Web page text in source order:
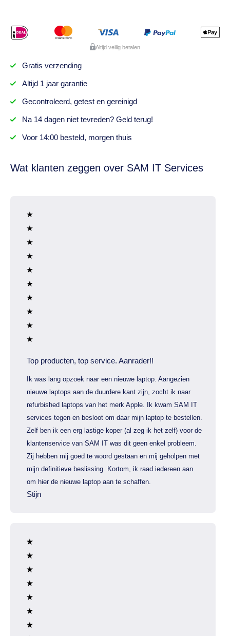
Altijd veilig betalen
Gratis verzending
Altijd 1 jaargarantie
Gecontroleerd, getesten gereinigd
Na 14 dagenniet tevreden? Geld terug!
Voor 14:00 besteld, morgen thuis
Wat klanten zeggen over SAM IT Services
Top producten, top service. Aanrader!!
Ik was lang opzoek naar een nieuwe laptop. Aangezien
nieuwe laptops aan de duurdere kant zijn, zocht ik naar
refurbished laptops van het merk Apple. Ik kwam SAM IT
services tegen en besloot om daar mijn laptop te bestellen.
Zelf ben ik een erg lastige koper (al zeg ik het zelf) voor de
klantenservice van SAM IT was dit geen enkel probleem.
Zij hebben mij goed te woord gestaan en mij geholpen met
mijn definitieve beslissing. Kortom, ik raad iedereen aan
om hier de nieuwe laptop aan te schaffen.
Stijn